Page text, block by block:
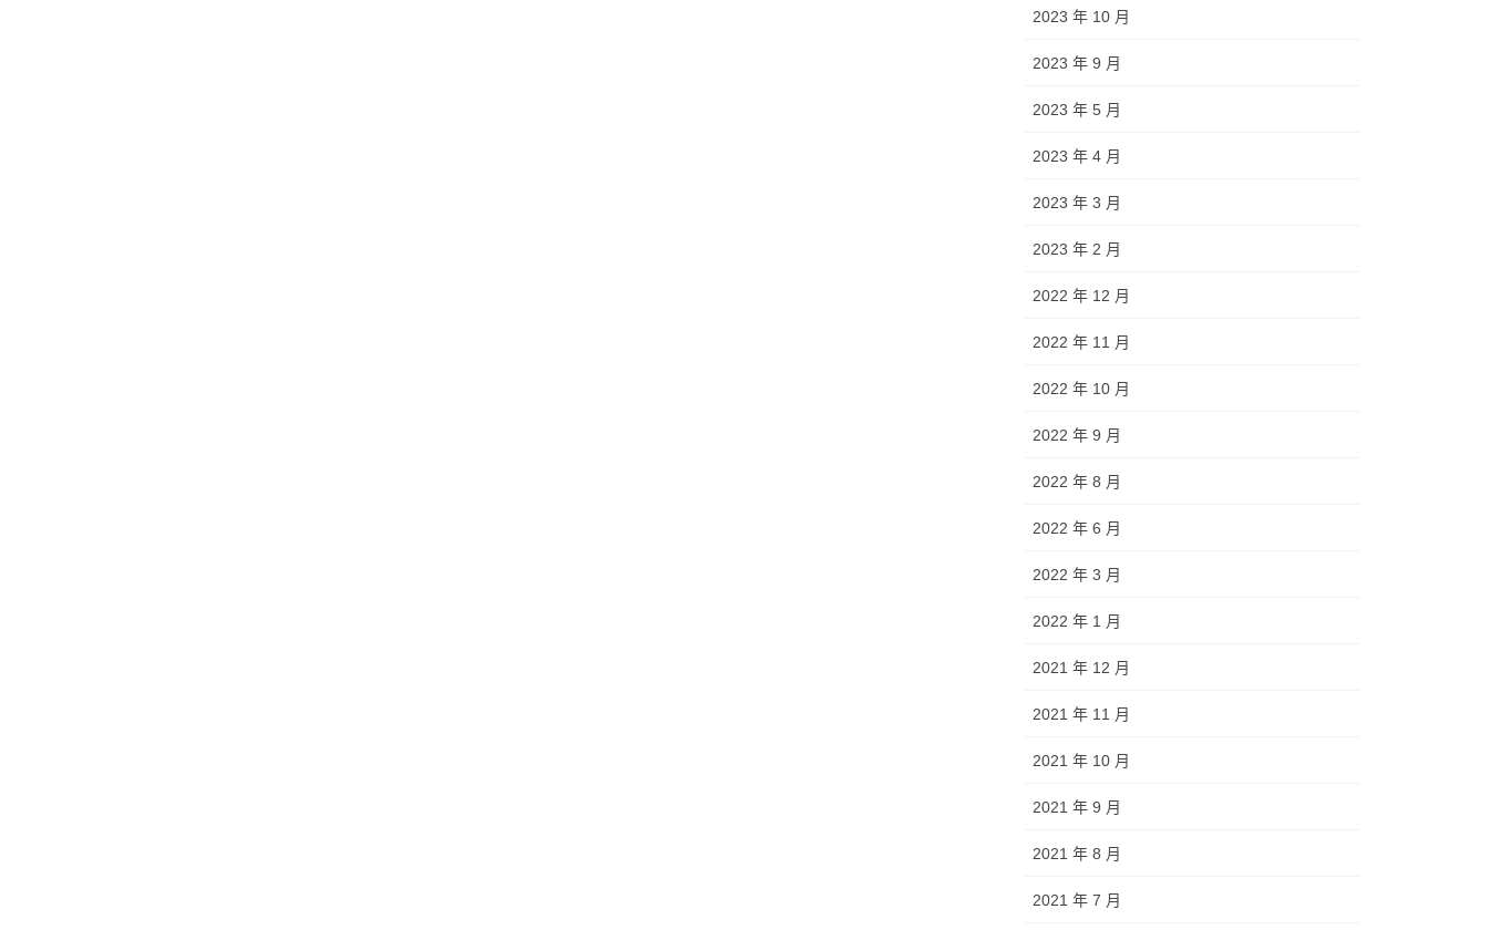
2023 年 10 月
2023 年 9 月
2023 年 5 月
2023 年 4 月
2023 年 3 月
2023 年 2 月
2022 年 12 月
2022 年 11 月
2022 年 10 月
2022 年 9 月
2022 年 8 月
2022 年 6 月
2022 年 3 月
2022 年 1 月
2021 年 12 月
2021 年 11 月
2021 年 10 月
2021 年 9 月
2021 年 8 月
2021 年 7 月